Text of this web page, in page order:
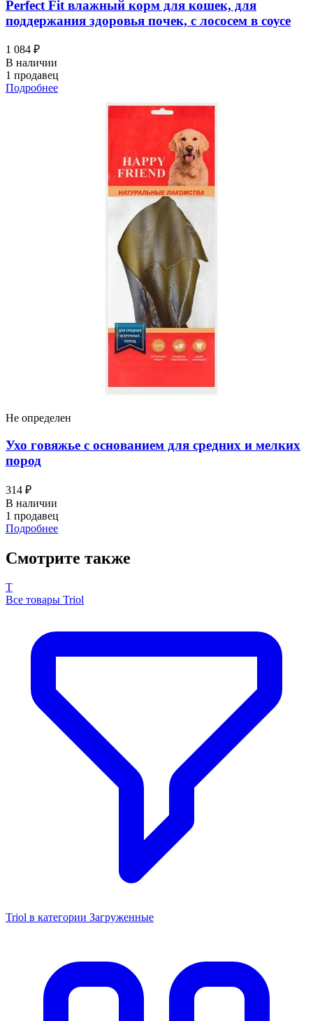
Perfect Fit влажный корм для кошек, для
поддержания здоровья почек, с лососем в соусе
1 084 ₽
В наличии
1 продавец
Подробнее
Не определен
Ухо говяжье с основанием для средних и мелких
пород
314 ₽
В наличии
1 продавец
Подробнее
Смотрите также
T
Все товары Triol
Triol в категории Загруженные